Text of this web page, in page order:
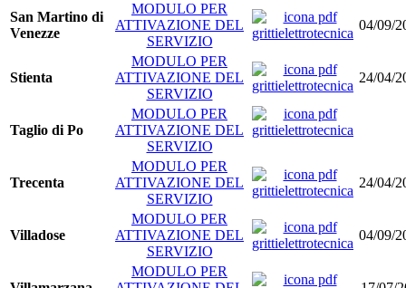
San Martino di
Venezze
MODULO PER
ATTIVAZIONE DEL
SERVIZIO
04/09/
Stienta
MODULO PER
ATTIVAZIONE DEL
SERVIZIO
24/04/
Taglio di Po
MODULO PER
ATTIVAZIONE DEL
SERVIZIO
Trecenta
MODULO PER
ATTIVAZIONE DEL
SERVIZIO
24/04/
Villadose
MODULO PER
ATTIVAZIONE DEL
SERVIZIO
04/09/
MODULO PER